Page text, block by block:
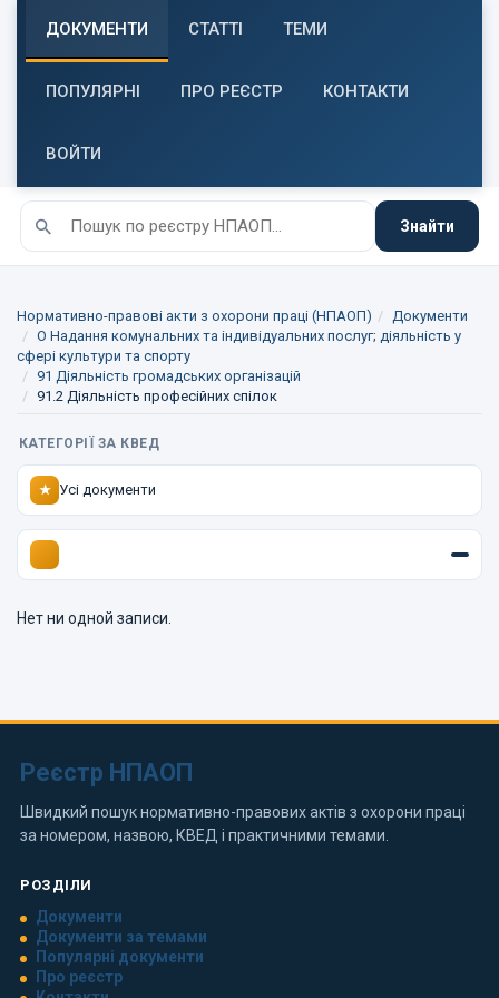
ДОКУМЕНТИ СТАТТІ ТЕМИ
ПОПУЛЯРНІ ПРО РЕЄСТР КОНТАКТИ
ВОЙТИ
Знайти
Нормативно-правові акти з охорони праці (НПАОП)
Документи
O Надання комунальних та індивідуальних послуг; діяльність у
сфері культури та спорту
91 Діяльність громадських організацій
91.2 Діяльність професійних спілок
КАТЕГОРІЇ ЗА КВЕД
★ Усі документи
Нет ни одной записи.
Реєстр НПАОП
Швидкий пошук нормативно-правових актів з охорони праці
за номером, назвою, КВЕД і практичними темами.
РОЗДІЛИ
Документи
Документи за темами
Популярні документи
Про реєстр